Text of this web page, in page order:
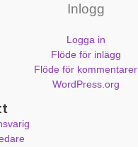
Inlogg
Logga in
Flöde för inlägg
Flöde för kommentarer
WordPress.org